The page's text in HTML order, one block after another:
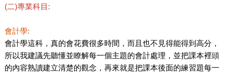
(二)專業科目:
會計學:
會計學這科，真的會花費很多時間，而且也不見得能得到高分，
所以我建議先聽懂並瞭解每一個主題的會計處理，並把課本裡頭
的內容熟讀建立清楚的觀念，再來就是把課本後面的練習題每一